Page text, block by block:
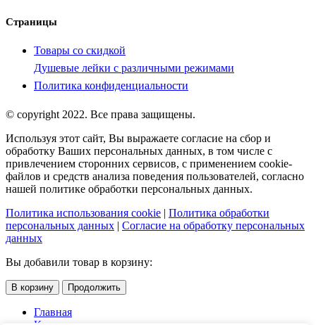
Страницы
Товары со скидкой
Душевые лейки с различными режимами
Политика конфиденциальности
© copyright 2022. Все права защищены.
Используя этот сайт, Вы выражаете согласие на сбор и
обработку Ваших персональных данных, в том числе с
привлечением сторонних сервисов, с применением cookie-
файлов и средств анализа поведения пользователей, согласно
нашей политике обработки персональных данных.
Политика использования cookie | Политика обработки
персональных данных | Согласие на обработку персональных
данных
Вы добавили товар в корзину:
В корзину Продолжить
Главная